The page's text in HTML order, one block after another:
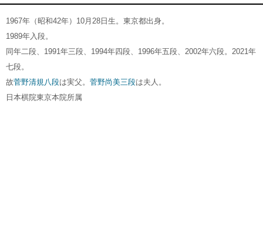
1967年（昭和42年）10月28日生。東京都出身。
1989年入段。
同年二段、1991年三段、1994年四段、1996年五段、2002年六段。2021年
七段。
故菅野清規八段は実父。 菅野尚美三段は夫人。
日本棋院東京本院所属